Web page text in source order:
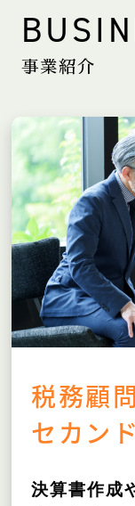
事業紹介
税務顧
セカン
決算書作成